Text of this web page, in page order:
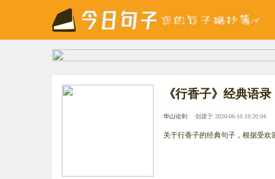
《行香子》经典语录
华山论剑 创建于 2020-06-10 19:20:04
关于行香子的经典句子，根据受欢